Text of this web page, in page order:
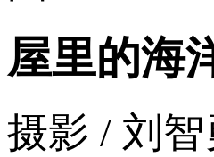
屋里的海
摄影 / 刘智